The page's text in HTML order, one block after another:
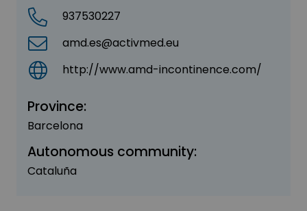
937530227
amd.es@activmed.eu
http://www.amd-incontinence.com/
Province:
Barcelona
Autonomous community:
Cataluña